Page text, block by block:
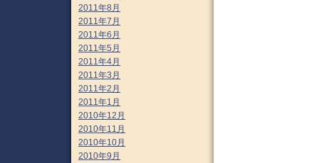
2011年8月
2011年7月
2011年6月
2011年5月
2011年4月
2011年3月
2011年2月
2011年1月
2010年12月
2010年11月
2010年10月
2010年9月